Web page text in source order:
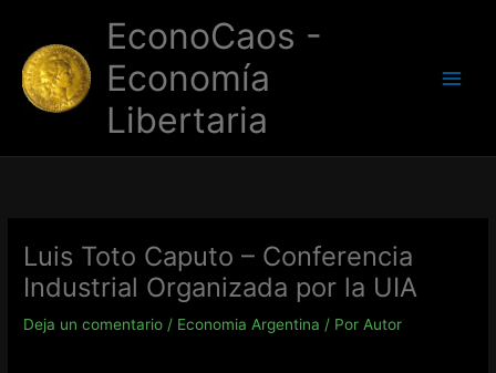
contenido
EconoCaos -
Economía
Libertaria
Luis Toto Caputo – Conferencia
Industrial Organizada por la UIA
Deja un comentario / Economia Argentina / Por Autor